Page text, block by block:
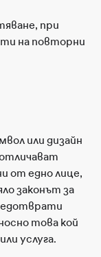
при
на повторни
или дизайн
от едно лице,
законът за
това кой
услуга.